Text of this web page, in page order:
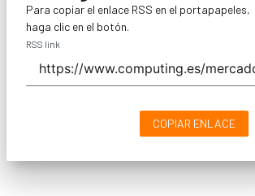
Para copiar el enlace RSS en el portapapeles,
haga clic en el botón.
RSS link
COPIAR ENLACE